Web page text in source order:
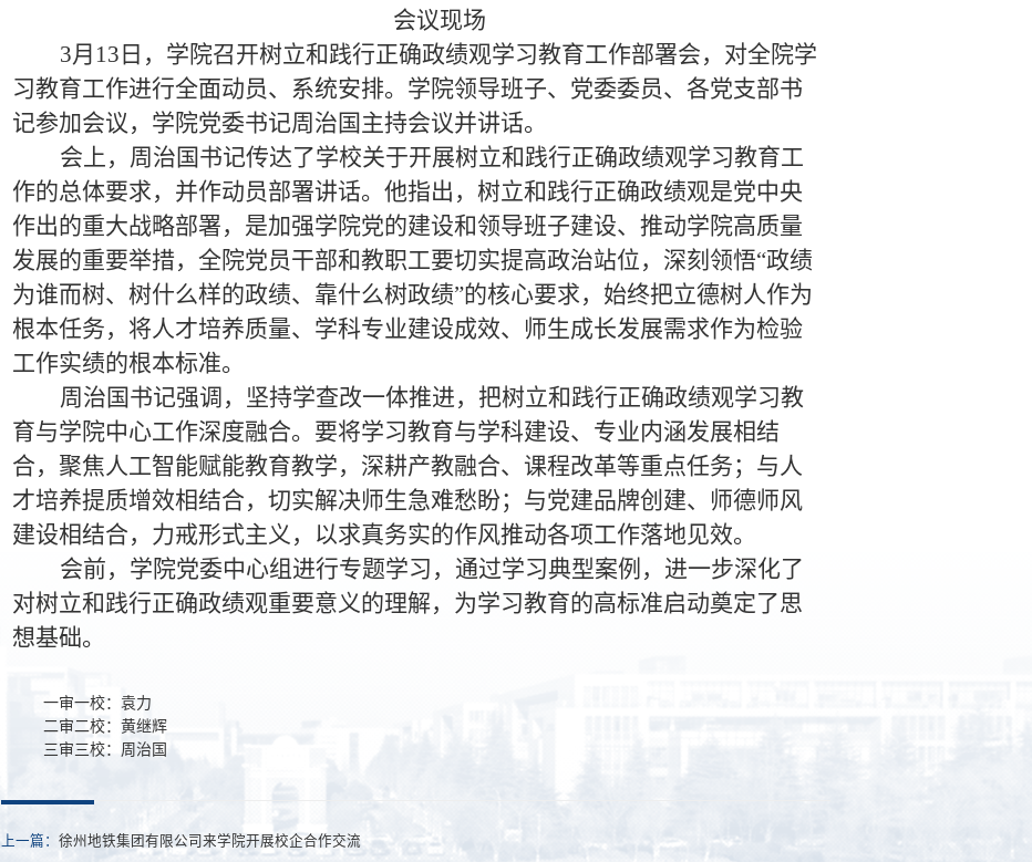
会议现场
3月13日，学院召开树立和践行正确政绩观学习教育工作部署会，对全院学
习教育工作进行全面动员、系统安排。学院领导班子、党委委员、各党支部书
记参加会议，学院党委书记周治国 主持会议并讲话。
会上， 周治国书记传达了学校关于开展树立和践行正确政绩观学习教育工
作的总体要求，并作动员部署讲话。他指出，树立和践行正确政绩观是党中央
作出的重大战略部署，是加强学院党的建设和领导班子建设、推动学院高质量
发展的重要举措，全院党员干部和教职工要切实提高政治站位，深刻领悟“政绩
为谁而树、树什么样的政绩、靠什么树政绩”的核心要求，始终把立德树人作为
根本任务，将人才培养质量、学科专业建设成效、师生成长发展需求作为检验
工作实绩的根本标准。
周治国书记强调， 坚持学查改一体推进，把树立和践行正确政绩观学习教
育与学院中心工作深度融合。要将学习教育与学科建设、专业内涵发展相结
合，聚焦人工智能赋能教育教学，深耕产教融合、课程改革等重点任务；与人
才培养提质增效相结合，切实解决师生急难愁盼；与党建品牌创建、师德师风
建设相结合，力戒形式主义，以求真务实的作风推动各项工作落地见效。
会前，学院党委中心组 进行专题学习，通过学习典型案例，进一步深化了
对树立和践行正确政绩观重要意义的理解，为学习教育的高标准启动奠定了思
想基础。
一审一校：袁力
二审二校：黄继辉
三审三校：周治国
上一篇： 徐州地铁集团有限公司来学院开展校企合作交流